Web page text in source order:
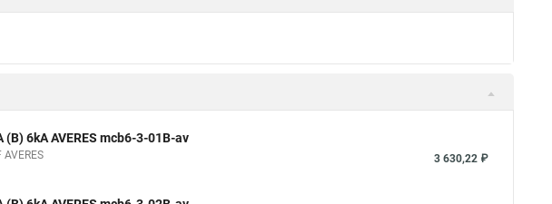
6kA AVERES mcb6-3-01B-av
3 630,22 ₽